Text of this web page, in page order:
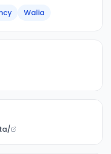
Walia